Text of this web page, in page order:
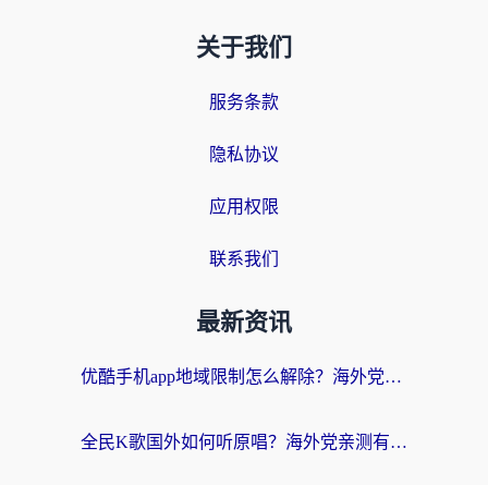
关于我们
服务条款
隐私协议
应用权限
联系我们
最新资讯
优酷手机app地域限制怎么解除？海外党亲测有效的追剧方案
全民K歌国外如何听原唱？海外党亲测有效的回国加速器选择指南